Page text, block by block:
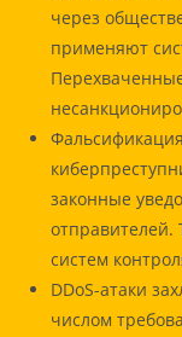
через
применяют
законные
отправителей.
систем
DDoS-атаки
числом